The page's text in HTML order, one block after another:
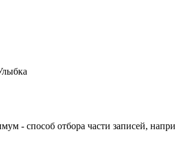
- способ отбора части записей,